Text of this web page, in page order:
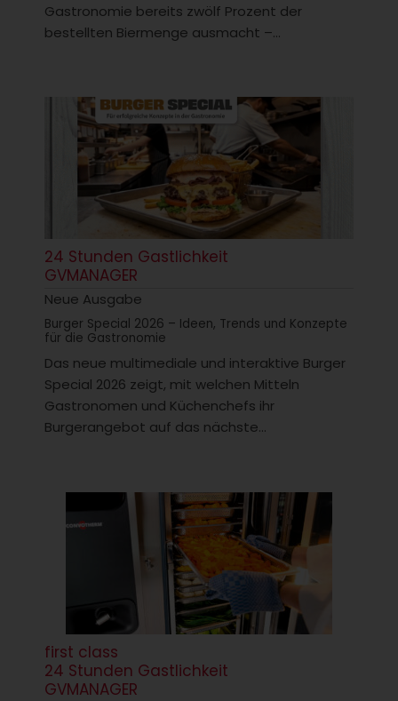
Gastronomie bereits zwölf Prozent der
bestellten Biermenge ausmacht –...
24 Stunden Gastlichkeit
GVMANAGER
Neue Ausgabe
Burger Special 2026 – Ideen, Trends und Konzepte
für die Gastronomie
Das neue multimediale und interaktive Burger
Special 2026 zeigt, mit welchen Mitteln
Gastronomen und Küchenchefs ihr
Burgerangebot auf das nächste...
first class
24 Stunden Gastlichkeit
GVMANAGER